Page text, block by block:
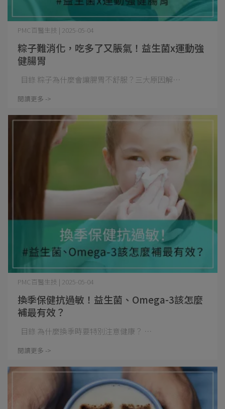
粽子難消化，吃多了又脹氣！益生菌x運動強
健腸胃
PMC百醫生技 | 2025-05-04
目錄 粽子為什麼會讓腸胃不舒服？三大原因解⋯
閱讀更多 ->
換季保健抗過敏！益生菌、Omega-3該怎麼
補最有效？
PMC百醫生技 | 2025-05-04
目錄 為什麼換季時要特別注意健康？ ⋯
閱讀更多 ->